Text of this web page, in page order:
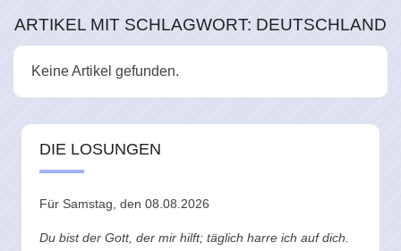
ARTIKEL MIT SCHLAGWORT: DEUTSCHLAND
Keine Artikel gefunden.
DIE LOSUNGEN
Für Samstag, den 08.08.2026
Du bist der Gott, der mir hilft; täglich harre ich auf dich.